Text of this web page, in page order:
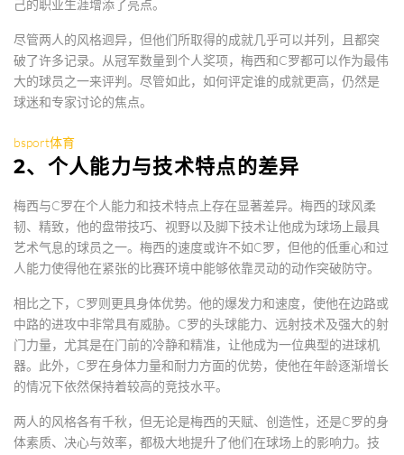
己的职业生涯增添了亮点。
尽管两人的风格迥异，但他们所取得的成就几乎可以并列，且都突
破了许多记录。从冠军数量到个人奖项，梅西和C罗都可以作为最伟
大的球员之一来评判。尽管如此，如何评定谁的成就更高，仍然是
球迷和专家讨论的焦点。
bsport体育
2、个人能力与技术特点的差异
梅西与C罗在个人能力和技术特点上存在显著差异。梅西的球风柔
韧、精致，他的盘带技巧、视野以及脚下技术让他成为球场上最具
艺术气息的球员之一。梅西的速度或许不如C罗，但他的低重心和过
人能力使得他在紧张的比赛环境中能够依靠灵动的动作突破防守。
相比之下，C罗则更具身体优势。他的爆发力和速度，使他在边路或
中路的进攻中非常具有威胁。C罗的头球能力、远射技术及强大的射
门力量，尤其是在门前的冷静和精准，让他成为一位典型的进球机
器。此外，C罗在身体力量和耐力方面的优势，使他在年龄逐渐增长
的情况下依然保持着较高的竞技水平。
两人的风格各有千秋，但无论是梅西的天赋、创造性，还是C罗的身
体素质、决心与效率，都极大地提升了他们在球场上的影响力。技